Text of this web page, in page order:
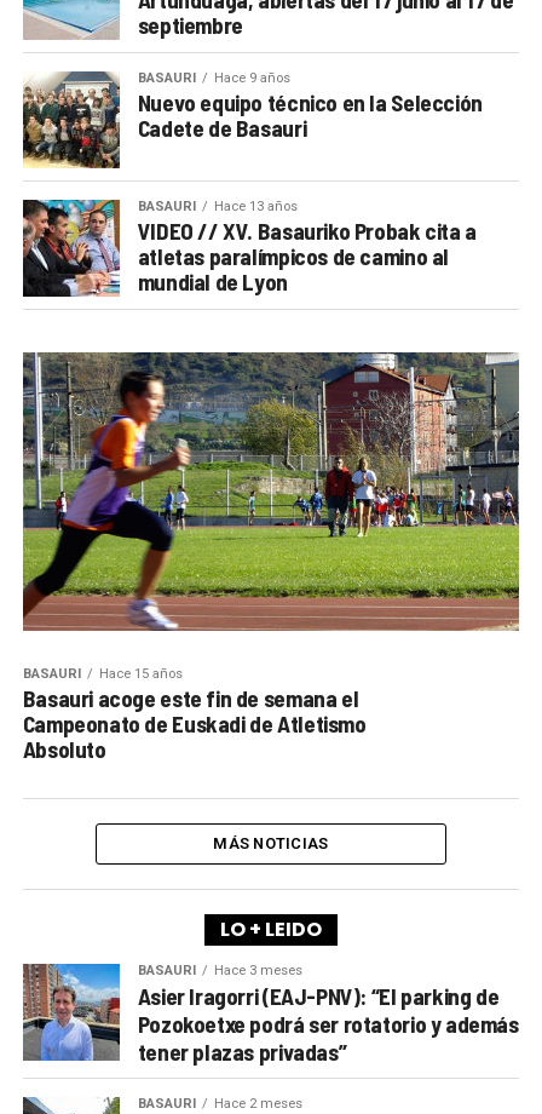
septiembre
BASAURI Hace 9 años
Nuevo equipo técnico en la Selección
Cadete de Basauri
BASAURI Hace 13 años
VIDEO // XV. Basauriko Probak cita a
atletas paralímpicos de camino al
mundial de Lyon
BASAURI Hace 15 años
Basauri acoge este fin de semana el
Campeonato de Euskadi de Atletismo
Absoluto
MÁS NOTICIAS
LO + LEIDO
BASAURI Hace 3 meses
Asier Iragorri (EAJ-PNV): “El parking de
Pozokoetxe podrá ser rotatorio y además
tener plazas privadas”
BASAURI Hace 2 meses